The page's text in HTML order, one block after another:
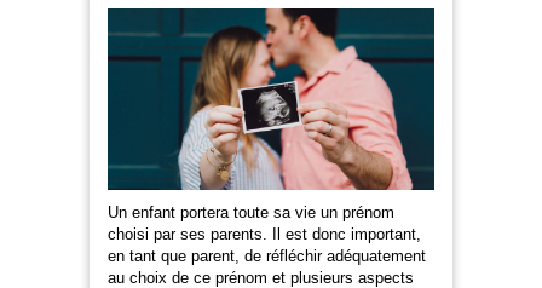
Un enfant portera toute sa vie un prénom
choisi par ses parents. Il est donc important,
en tant que parent, de réfléchir adéquatement
au choix de ce prénom et plusieurs aspects